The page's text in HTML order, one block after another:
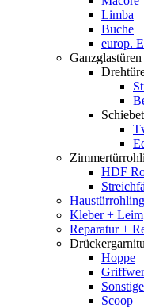
Limba
Buche
europ.
Ganzglastüren
HDF
Kleber + Leim
Reparatur +
Hoppe
Sonstige
Scoop